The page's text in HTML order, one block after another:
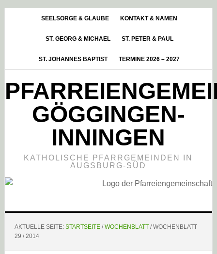
HauptsidebarSEELSORGE & GLAUBE KONTAKT & NAMEN
ST. GEORG & MICHAEL ST. PETER & PAUL
ST. JOHANNES BAPTIST TERMINE 2026 – 2027
GÖGGINGEN-
INNINGEN
KATHOLISCHE PFARRGEMEINDEN IN
AUGSBURG-SÜD
AKTUELLE SEITE: STARTSEITE / WOCHENBLATT /WOCHENBLATT
29 / 2014